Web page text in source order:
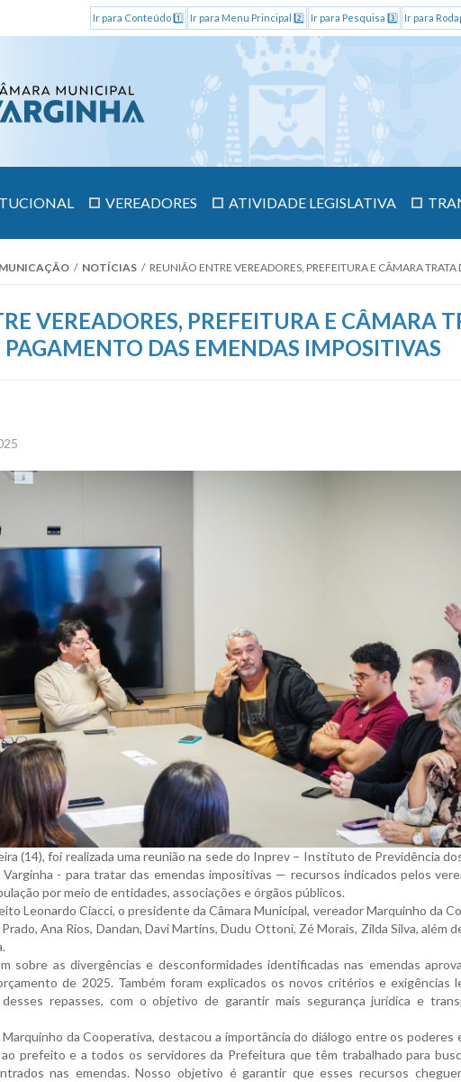
Ir para Conteúdo 1️⃣ Ir para Menu Principal 2️⃣ Ir para Pesquisa 3️⃣ Ir para
VEREADORES ATIVIDADE LEGISLATIVA
/ NOTÍCIAS / REUNIÃO ENTRE VEREADORES, PREFEITURA E CÂMARA
VEREADORES, PREFEITURA E CÂMARA
PAGAMENTO DAS EMENDAS IMPOSITIVAS
(14), foi realizada uma reunião na sede do Inprev – Instituto de Previdência
- para tratar das emendas impositivas — recursos indicados pelos
por meio de entidades, associações e órgãos públicos.
Leonardo Ciacci, o presidente da Câmara Municipal, vereador Marquinho da
Ana Rios, Dandan, Davi Martins, Dudu Ottoni, Zé Morais, Zilda Silva, além
sobre as divergências e desconformidades identificadas nas emendas
de 2025. Também foram explicados os novos critérios e exigências
repasses, com o objetivo de garantir mais segurança jurídica e
da Cooperativa, destacou a importância do diálogo entre os poderes
ao prefeito e a todos os servidores da Prefeitura que têm trabalhado para
nas emendas. Nosso objetivo é garantir que esses recursos